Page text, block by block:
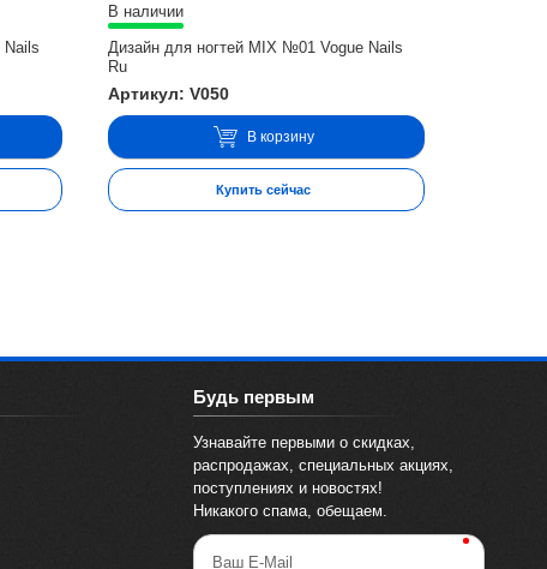
Nails
В наличии
Дизайн для ногтей MIX №01 Vogue Nails
Ru
Артикул: V050
В корзину
Купить сейчас
Будь первым
Узнавайте первыми о скидках,
распродажах, специальных акциях,
поступлениях и новостях!
Никакого спама, обещаем.
Ваш E-Mail